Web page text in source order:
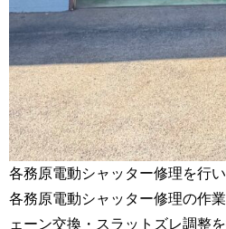
各務原電動シャッター修理を行い
各務原電動シャッター修理の作
ェーン交換・スラットズレ調整を